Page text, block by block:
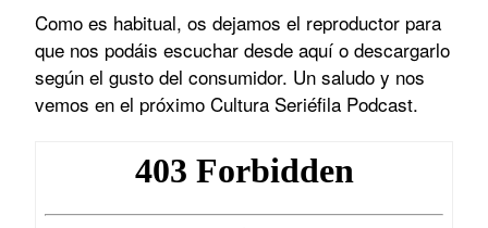
Como es habitual, os dejamos el reproductor para
que nos podáis escuchar desde aquí o descargarlo
según el gusto del consumidor. Un saludo y nos
vemos en el próximo Cultura Seriéfila Podcast.